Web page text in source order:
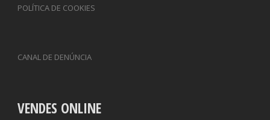
POLÍTICA DE COOKIES
CANAL DE DENÚNCIA
VENDES ONLINE